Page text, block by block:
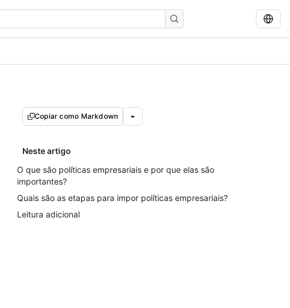
Copiar como Markdown
Neste artigo
O que são políticas empresariais e por que elas são
importantes?
Quais são as etapas para impor políticas empresariais?
Leitura adicional